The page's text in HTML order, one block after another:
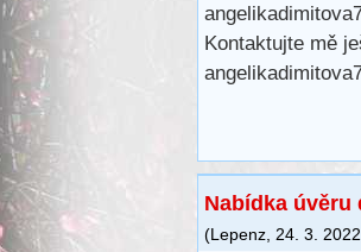
Kontaktujte mě
Nabídka úvěru
(Lepenz 24. 3. 2022